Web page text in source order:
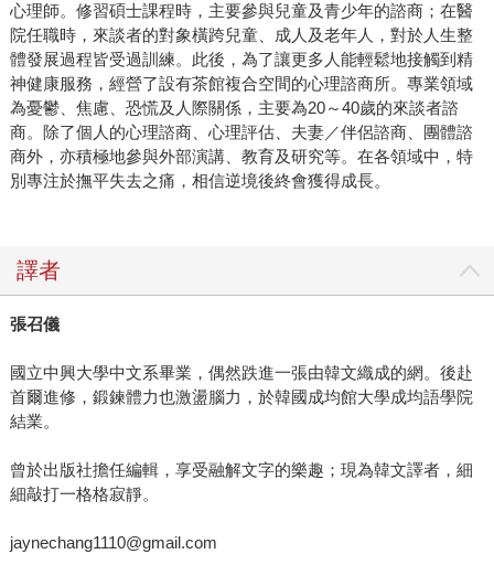
心理師。修習碩士課程時，主要參與兒童及青少年的諮商；在醫
院任職時，來談者的對象橫跨兒童、成人及老年人，對於人生整
體發展過程皆受過訓練。此後，為了讓更多人能輕鬆地接觸到精
神健康服務，經營了設有茶館複合空間的心理諮商所。專業領域
為憂鬱、焦慮、恐慌及人際關係，主要為20～40歲的來談者諮
商。除了個人的心理諮商、心理評估、夫妻／伴侶諮商、團體諮
商外，亦積極地參與外部演講、教育及研究等。在各領域中，特
別專注於撫平失去之痛，相信逆境後終會獲得成長。
譯者
張召儀
國立中興大學中文系畢業，偶然跌進一張由韓文織成的網。後赴
首爾進修，鍛鍊體力也激盪腦力，於韓國成均館大學成均語學院
結業。
曾於出版社擔任編輯，享受融解文字的樂趣；現為韓文譯者，細
細敲打一格格寂靜。
jaynechang1110@gmail.com